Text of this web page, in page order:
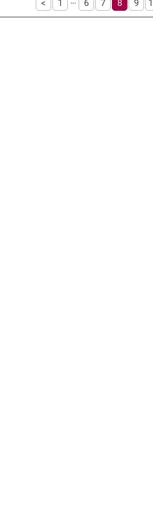
< 1 6 7 8 9